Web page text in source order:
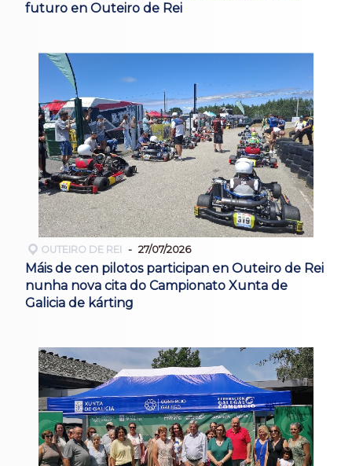
futuro en Outeiro de Rei
OUTEIRO DE REI 27/07/2026
Máis de cen pilotos participan en Outeiro de Rei
nunha nova cita do Campionato Xunta de
Galicia de kárting